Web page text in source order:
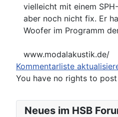
Neues im HSB
vielleicht mit einem
aber noch nicht fix. Er
Woofer im Programm
www.modalakustik.de/
Kommentarliste
You have no rights to